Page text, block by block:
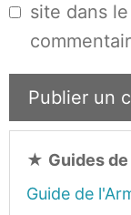
site dans
★ Guides
Guide de